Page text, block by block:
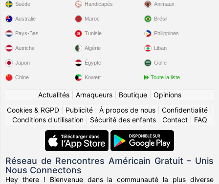
Suède Handicapés Animaux
Australie
Pays-Bas
Autriche
Japon
Chine
Maroc
Tunisie
Algérie
Égypte
Koweït
Brésil
Philippines
Liban
Golfe
Toute la liste
Actualités| Arnaqueurs| Boutique| Opinions
Cookies & RGPD
Publicité À propos de nous Confidentialité
Conditions d'utilisation| Sécurité des enfants| Contact| FAQ
Réseau de Rencontres Américain Gratuit – Unis
Nous Connectons
Hey there ! Bienvenue dans la communauté la plus diverse